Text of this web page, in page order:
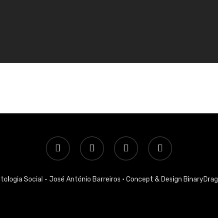
twitter facebook linkedin email
Social - José António Barreiros · Concept & Design